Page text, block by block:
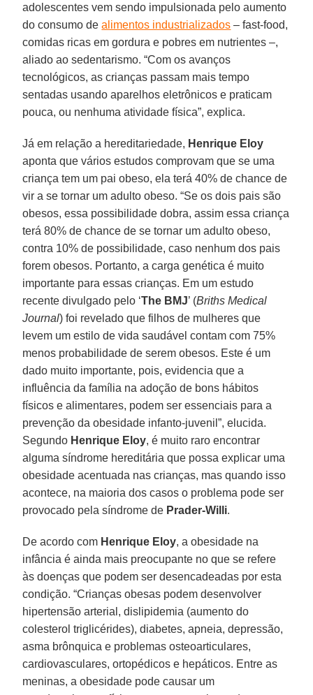
adolescentes vem sendo impulsionada pelo aumento
do consumo dealimentos industrializados – fast-food,
comidas ricas em gordura e pobres em nutrientes –,
aliado ao sedentarismo. “Com os avanços
tecnológicos, as crianças passam mais tempo
sentadas usando aparelhos eletrônicos e praticam
pouca, ou nenhuma atividade física”, explica.
Já em relação a hereditariedade, Henrique Eloy
aponta que vários estudos comprovam que se uma
criança tem um pai obeso, ela terá 40% de chance de
vir a se tornar um adulto obeso. “Se os dois pais são
obesos, essa possibilidade dobra, assim essa criança
terá 80% de chance de se tornar um adulto obeso,
contra 10% de possibilidade, caso nenhum dos pais
forem obesos. Portanto, a carga genética é muito
importante para essas crianças. Em um estudo
recente divulgado pelo ‘The BMJ’ (Briths Medical
Journal) foi revelado que filhos de mulheres que
levem um estilo de vida saudável contam com 75%
menos probabilidade de serem obesos. Este é um
dado muito importante, pois, evidencia que a
influência da família na adoção de bons hábitos
físicos e alimentares, podem ser essenciais para a
prevenção da obesidade infanto-juvenil”, elucida.
Segundo Henrique Eloy, é muito raro encontrar
alguma síndrome hereditária que possa explicar uma
obesidade acentuada nas crianças, mas quando isso
acontece, na maioria dos casos o problema pode ser
provocado pela síndrome de Prader-Willi.
De acordo com Henrique Eloy, a obesidade na
infância é ainda mais preocupante no que se refere
às doenças que podem ser desencadeadas por esta
condição. “Crianças obesas podem desenvolver
hipertensão arterial, dislipidemia (aumento do
colesterol triglicérides), diabetes, apneia, depressão,
asma brônquica e problemas osteoarticulares,
cardiovasculares, ortopédicos e hepáticos. Entre as
meninas, a obesidade pode causar um